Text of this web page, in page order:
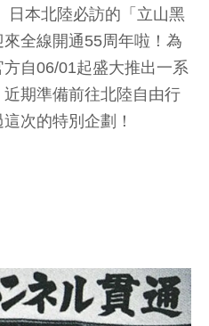
日本北陸必訪的「立山黑
全線開通55周年啦！為
自06/01起盛大推出一系
期準備前往北陸自由行
次的特別企劃！